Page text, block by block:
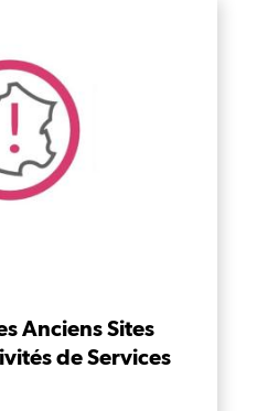
Anciens Sites
de Services